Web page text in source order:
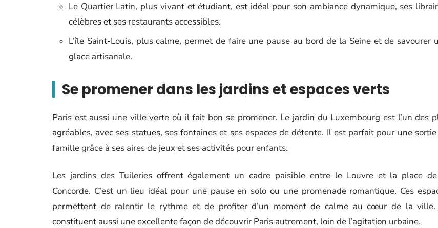
Le Quartier Latin, plus vivant et étudiant, est idéal pour son ambiance dynamique, ses
célèbres et ses restaurants accessibles.
L’île Saint-Louis, plus calme, permet de faire une pause au bord de la Seine et de savourer
glace artisanale.
Se promener dans les jardins et espaces verts
Paris est aussi une ville verte où il fait bon se promener. Le jardin du Luxembourg est l’un des
agréables, avec ses statues, ses fontaines et ses espaces de détente. Il est parfait pour une
famille grâce à ses aires de jeux et ses activités pour enfants.
Les jardins des Tuileries offrent également un cadre paisible entre le Louvre et la place
Concorde. C’est un lieu idéal pour une pause en solo ou une promenade romantique. Ces
permettent de ralentir le rythme et de profiter d’un moment de calme au cœur de la
constituent aussi une excellente façon de découvrir Paris autrement, loin de l’agitation urbaine.